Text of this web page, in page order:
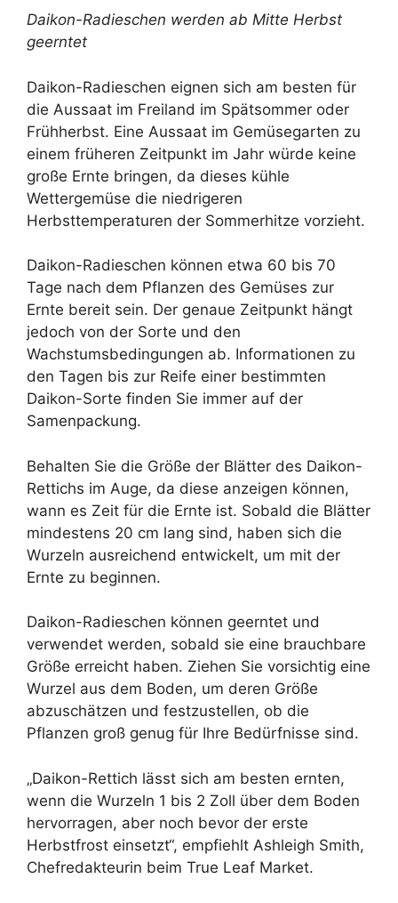
Daikon-Radieschen werden ab Mitte Herbst
geerntet
Daikon-Radieschen eignen sich am besten für
die Aussaat im Freiland im Spätsommer oder
Frühherbst. Eine Aussaat im Gemüsegarten zu
einem früheren Zeitpunkt im Jahr würde keine
große Ernte bringen, da dieses kühle
Wettergemüse die niedrigeren
Herbsttemperaturen der Sommerhitze vorzieht.
Daikon-Radieschen können etwa 60 bis 70
Tage nach dem Pflanzen des Gemüses zur
Ernte bereit sein. Der genaue Zeitpunkt hängt
jedoch von der Sorte und den
Wachstumsbedingungen ab. Informationen zu
den Tagen bis zur Reife einer bestimmten
Daikon-Sorte finden Sie immer auf der
Samenpackung.
Behalten Sie die Größe der Blätter des Daikon-
Rettichs im Auge, da diese anzeigen können,
wann es Zeit für die Ernte ist. Sobald die Blätter
mindestens 20 cm lang sind, haben sich die
Wurzeln ausreichend entwickelt, um mit der
Ernte zu beginnen.
Daikon-Radieschen können geerntet und
verwendet werden, sobald sie eine brauchbare
Größe erreicht haben. Ziehen Sie vorsichtig eine
Wurzel aus dem Boden, um deren Größe
abzuschätzen und festzustellen, ob die
Pflanzen groß genug für Ihre Bedürfnisse sind.
„Daikon-Rettich lässt sich am besten ernten,
wenn die Wurzeln 1 bis 2 Zoll über dem Boden
hervorragen, aber noch bevor der erste
Herbstfrost einsetzt“, empfiehlt Ashleigh Smith,
Chefredakteurin beim True Leaf Market.